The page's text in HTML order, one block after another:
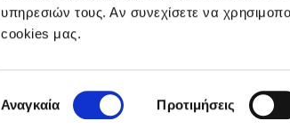
υπηρεσιών τους. Αν συνεχίσετε να
cookies μας.
συγκατάθεσης
Αναγκαία Προτιμήσεις